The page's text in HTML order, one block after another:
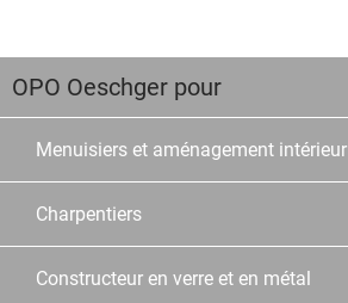
OPO Oeschger pour
Menuisiers et aménagement intérieur
Charpentiers
Constructeur en verre et en métal